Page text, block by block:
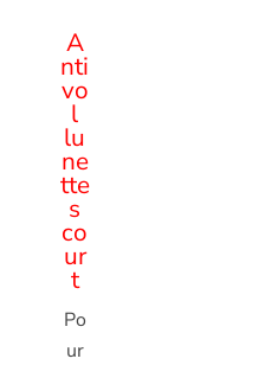
A
nti
vo
l
lu
ne
tte
s
co
ur
t
Po
ur